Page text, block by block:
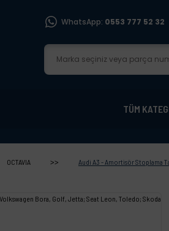
WhatsApp: 0553 777 52 32
TÜM
OCTAVIA Audi A3 - Amortisör Stoplama